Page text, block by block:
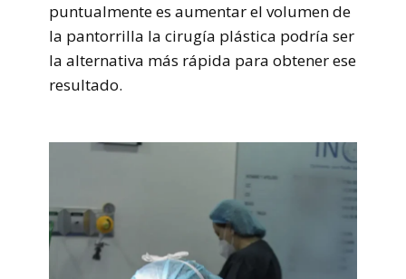
puntualmente es aumentar el volumen de
la pantorrilla la cirugía plástica podría ser
la alternativa más rápida para obtener ese
resultado.